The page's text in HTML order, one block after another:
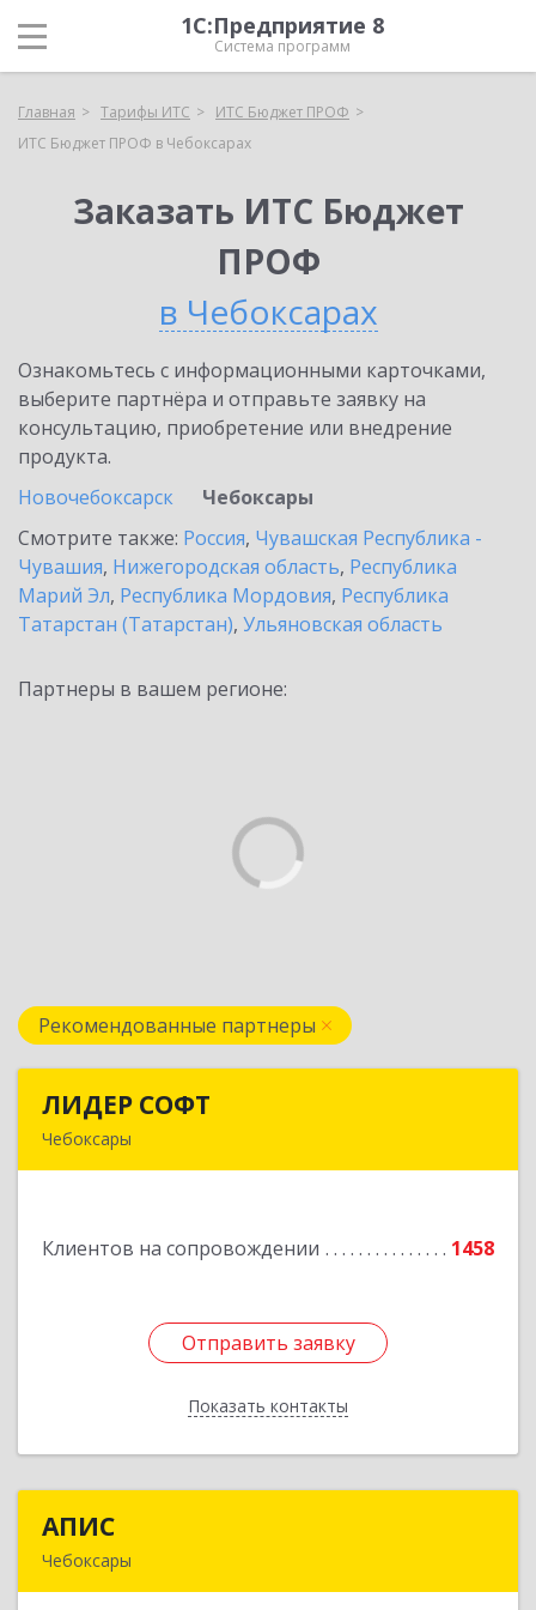
1С:Предприятие 8
Система программ
Главная Тарифы ИТС
ИТС Бюджет ПРОФ
ИТС Бюджет ПРОФ в Чебоксарах
Заказать ИТС Бюджет
ПРОФ
в Чебоксарах
Ознакомьтесь с информационными карточками,
выберите партнёра и отправьте заявку на
консультацию, приобретение или внедрение
продукта.
Новочебоксарск
Чебоксары
Смотрите также: Россия, Чувашская Республика -
Чувашия, Нижегородская область, Республика
Марий Эл, Республика Мордовия, Республика
Татарстан (Татарстан), Ульяновская область
Партнеры в вашем регионе:
Рекомендованные партнеры
ЛИДЕР СОФТ
Чебоксары
Клиентов на сопровождении 1458
Отправить заявку
Показать контакты
Отправить заявку
Назад
АПИС
Чебоксары